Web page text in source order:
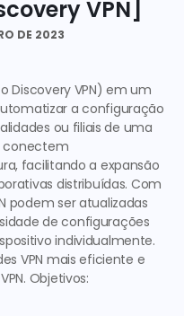
VPN]
DE 2023
Discovery VPN) em um
a configuração
ou filiais de uma
conectem
facilitando a expansão
distribuídas. Com
podem ser atualizadas
de configurações
individualmente.
VPN mais eficiente e
Objetivos: